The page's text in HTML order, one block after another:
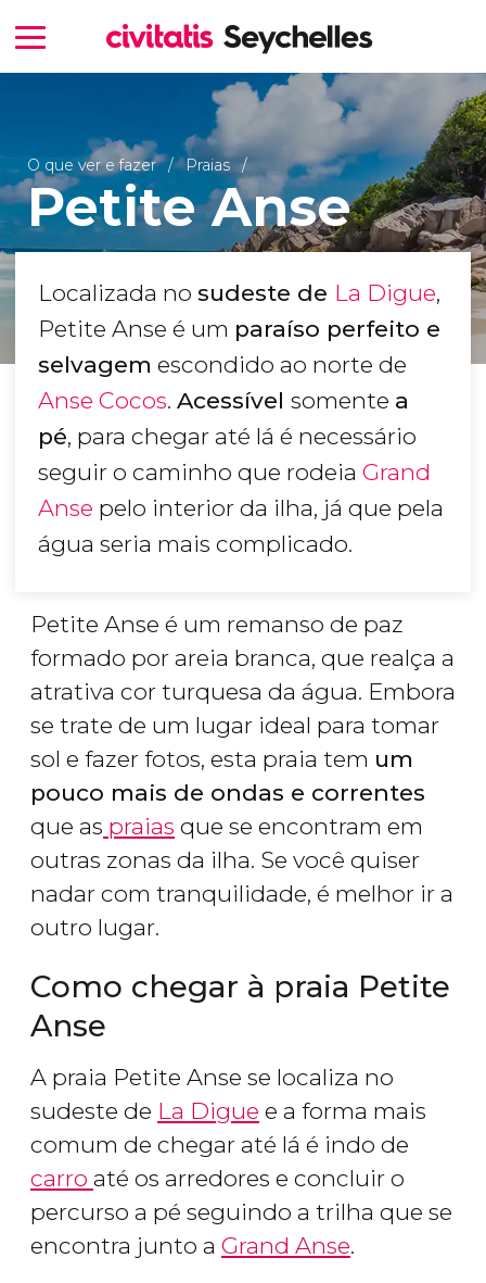
O que ver e fazer Praias
Petite Anse
Localizada no sudeste de La Digue,
Petite Anse é um paraíso perfeito e
selvagem escondido ao norte de
Anse Cocos. Acessível somente a
pé, para chegar até lá é necessário
seguir o caminho que rodeia Grand
Anse pelo interior da ilha, já que pela
água seria mais complicado.
Petite Anse é um remanso de paz
formado por areia branca, que realça a
atrativa cor turquesa da água. Embora
se trate de um lugar ideal para tomar
sol e fazer fotos, esta praia tem um
pouco mais de ondas e correntes
que as praias que se encontram em
outras zonas da ilha. Se você quiser
nadar com tranquilidade, é melhor ir a
outro lugar.
Como chegar à praia Petite
Anse
A praia Petite Anse se localiza no
sudeste de La Digue e a forma mais
comum de chegar até lá é indo de
carro até os arredores e concluir o
percurso a pé seguindo a trilha que se
encontra junto a Grand Anse.